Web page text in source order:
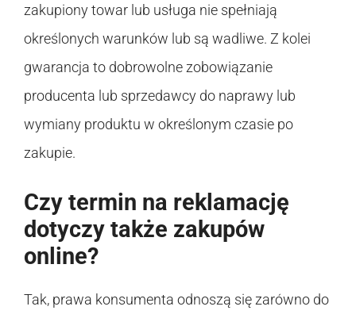
zakupiony towar lub usługa nie spełniają
określonych warunków lub są wadliwe. Z kolei
gwarancja to dobrowolne zobowiązanie
producenta lub sprzedawcy do naprawy lub
wymiany produktu w określonym czasie po
zakupie.
Czy termin na reklamację
dotyczy także zakupów
online?
Tak, prawa konsumenta odnoszą się zarówno do